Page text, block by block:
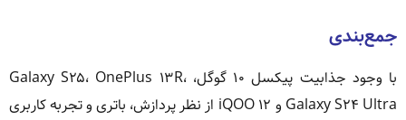
جمع‌بندی
با وجود جذابیت پیکسل ۱۰ گوگل، Galaxy S۲۵، OnePlus ۱۳R،
Galaxy S۲۴ Ultra و iQOO ۱۲ از نظر پردازش، باتری و تجربه کاربری